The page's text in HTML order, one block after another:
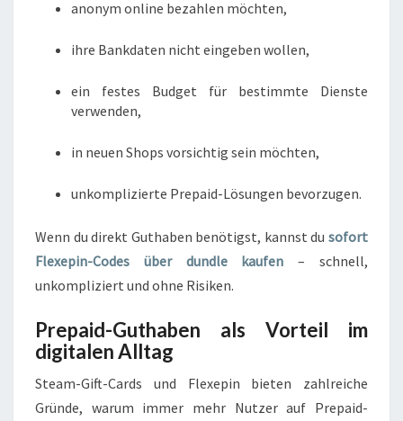
anonym online bezahlen möchten,
ihre Bankdaten nicht eingeben wollen,
ein festes Budget für bestimmte Dienste
verwenden,
in neuen Shops vorsichtig sein möchten,
unkomplizierte Prepaid-Lösungen bevorzugen.
Wenn du direkt Guthaben benötigst, kannst du sofort
Flexepin-Codes über dundle kaufen – schnell,
unkompliziert und ohne Risiken.
Prepaid-Guthaben als Vorteil im
digitalen Alltag
Steam-Gift-Cards und Flexepin bieten zahlreiche
Gründe, warum immer mehr Nutzer auf Prepaid-